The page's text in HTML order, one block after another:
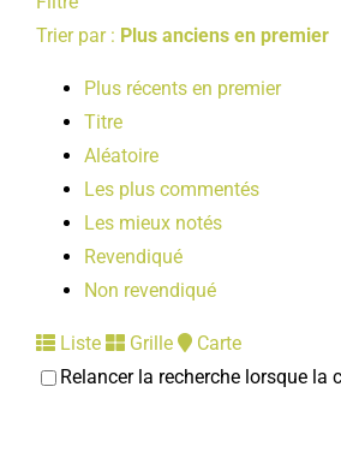
Trier par : Plus anciens en premier
Plus récents en premier
Titre
Aléatoire
Les plus commentés
Les mieux notés
Revendiqué
Non revendiqué
Liste Grille
Carte
Relancer la recherche lorsque la